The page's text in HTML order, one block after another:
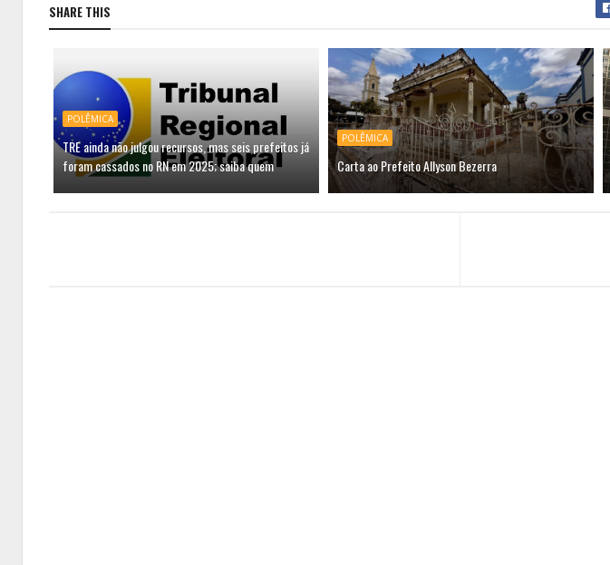
SHARE THIS
POLÊMICA
TRE ainda não julgou recursos, mas seis prefeitos já
foram cassados no RN em 2025; saiba quem
POLÊMICA
Carta ao Prefeito Allyson Bezerra